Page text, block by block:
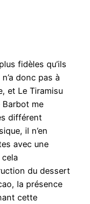
fidèles qu’ils
n’a donc pas à
et Le Tiramisu
me
différent
il n’en
avec une
du dessert
la présence
cette